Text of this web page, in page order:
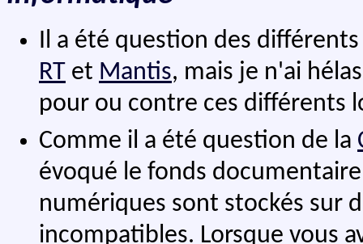
Il a été question des
RT et Mantis, mais je n'ai
pour ou contre ces différents
Comme il a été question de la
évoqué le fonds
numériques sont stockés sur
incompatibles. Lorsque vous